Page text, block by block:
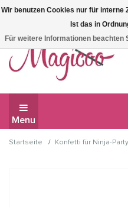
Wir haben Betriebsferien,
Menu
Startseite / Konfetti für Ninja-Party
Wir benutzen Cookies nur für interne
Ist das in
Für weitere Informationen